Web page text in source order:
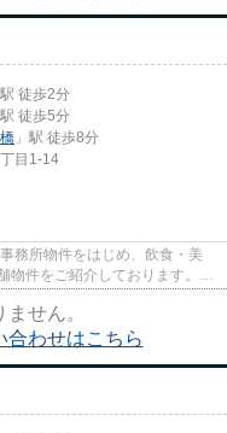
駅 徒歩2分
駅 徒歩5分
」駅 徒歩8分
丁目1-14
務所物件をはじめ、飲食・美
件をご紹介しております。
せん。
合わせはこちら